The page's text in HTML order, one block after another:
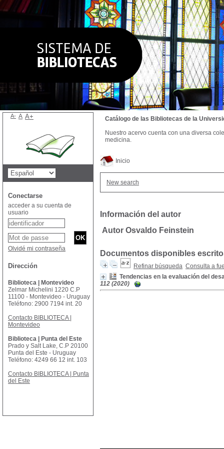
Inicio
New search
Información del autor
Autor Osvaldo Feinstein
Documentos disponibles
Refinar búsqueda Consulta a
Tendencias en la evaluación del
112 (2020)
Catálogo de las Bibliotecas de la
Nuestro acervo cuenta con una diversa
medicina.
A- A A+
Conectarse
acceder a su cuenta de
usuario
Olvidé mi contraseña
Dirección
Biblioteca | Montevideo
Zelmar Michelini 1220 C.P
11100 - Montevideo - Uruguay
Teléfono: 2900 7194 int. 20
Contacto BIBLIOTECA |
Montevideo
Biblioteca | Punta del Este
Prado y Salt Lake, C.P 20100
Punta del Este - Uruguay
Teléfono: 4249 66 12 int. 103
Contacto BIBLIOTECA | Punta
del Este